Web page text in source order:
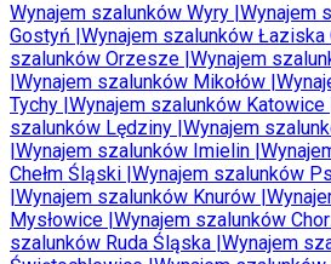
Wynajem szalunków Wyry Wynajem
Gostyń Wynajem szalunków Łaziska
szalunków Orzesze Wynajem
Wynajem szalunków Mikołów
Tychy Wynajem szalunków Katowice
szalunków Lędziny Wynajem
Wynajem szalunków Imielin
Chełm Śląski Wynajem szalunków
Wynajem szalunków Knurów
Mysłowice Wynajem szalunków
szalunków Ruda Śląska Wynajem